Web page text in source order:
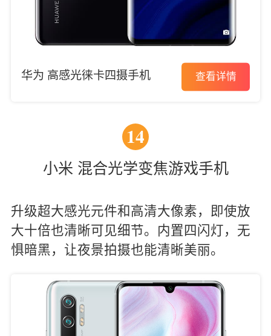
华为 高感光徕卡四摄手机 查看详情
14
小米 混合光学变焦游戏手机
升级超大感光元件和高清大像素，即使放
大十倍也清晰可见细节。内置四闪灯，无
惧暗黑，让夜景拍摄也能清晰美丽。